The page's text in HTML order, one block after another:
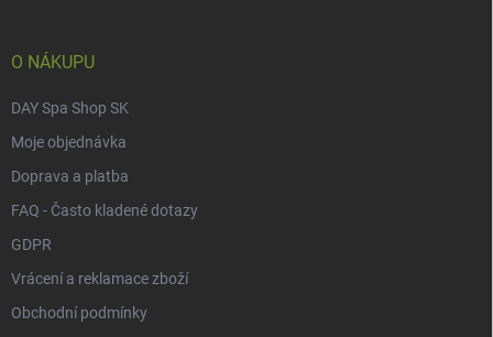
O NÁKUPU
DAY Spa Shop SK
Moje objednávka
Doprava a platba
FAQ - Často kladené dotazy
GDPR
Vrácení a reklamace zboží
Obchodní podmínky